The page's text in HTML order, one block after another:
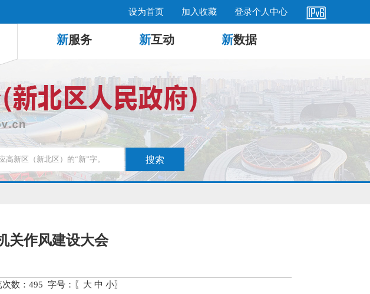
设为首页 加入收藏 登录个人中心
新服务 新互动 新数据
关作风建设大会
数： 495 字号：〖 大 中 小〗